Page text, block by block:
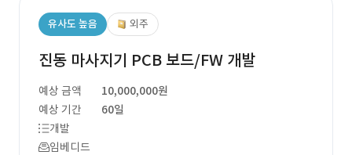
유사도 높음 외주
진동 마사지기 PCB 보드/FW 개발
예상 금액
10,000,000원
예상 기간
60일
개발
임베디드